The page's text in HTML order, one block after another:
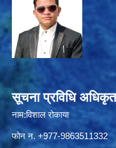
सूचना प्रविधि अधिकृत
नाम:विशाल रोकाया
फोन न. +977-9863511332